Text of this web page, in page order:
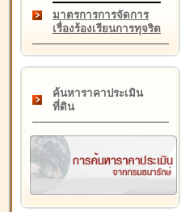
มาตรการการจัดการ
เรื่องร้องเรียนการทุจริต
ค้นหาราคาประเมิน
ที่ดิน